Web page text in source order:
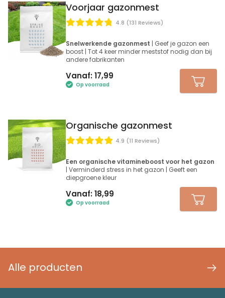
4.8 (131 Reviews)
Voorjaar gazonmest
Snelwerkende gazonmest | Geef je gazon een
boost | Tot 4 keer minder meststof nodig dan bij
andere fabrikanten
Vanaf: 17,99
Op voorraad
4.9 (11 Reviews)
Organische gazonmest
Een organische vitamineboost voor het gazon
| Verminderd stress in het gazon | Geeft een
diepgroene kleur
Vanaf: 18,99
Op voorraad
Alle producten